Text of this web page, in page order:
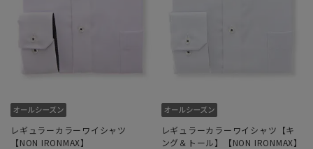
レギュラーカラーワイシャツ
【NON IRONMAX】
レギュラーカラーワイシャツ【キ
ング＆トール】【NON IRONMAX】